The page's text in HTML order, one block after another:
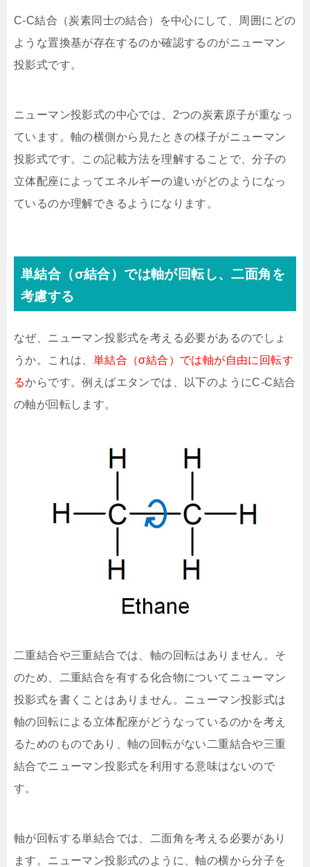
C-C結合（炭素同士の結合）を中心にして、周囲にどの
ような置換基が存在するのか確認するのがニューマン
投影式です。
ニューマン投影式の中心では、2つの炭素原子が重なっ
ています。軸の横側から見たときの様子がニューマン
投影式です。この記載方法を理解することで、分子の
立体配座によってエネルギーの違いがどのようになっ
ているのか理解できるようになります。
単結合（σ結合）では軸が回転し、二面角を
考慮する
なぜ、ニューマン投影式を考える必要があるのでしょ
うか。これは、 単結合（σ結合）では軸が自由に回転す
るからです。例えばエタンでは、以下のようにC-C結合
の軸が回転します。
二重結合や三重結合では、軸の回転はありません。そ
のため、二重結合を有する化合物についてニューマン
投影式を書くことはありません。ニューマン投影式は
軸の回転による立体配座がどうなっているのかを考え
るためのものであり、軸の回転がない二重結合や三重
結合でニューマン投影式を利用する意味はないので
す。
軸が回転する単結合では、二面角を考える必要があり
ます。ニューマン投影式のように、軸の横から分子を